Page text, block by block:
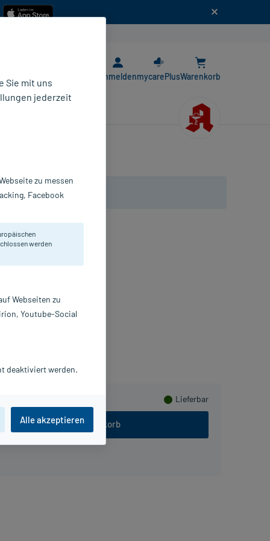
AnmeldenmycarePlusWarenkorb
Lieferbar
In den Warenkorb
zum Einnehmen
GmbH
Sie mit uns
jederzeit
zu messen
Facebook
werden
Webseiten zu
Youtube-Social
deaktiviert werden.
Alle akzeptieren